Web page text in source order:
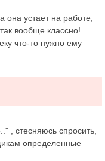
она устает на работе,
вообще классно!
что-то нужно ему
, стесняюсь спросить,
определенные